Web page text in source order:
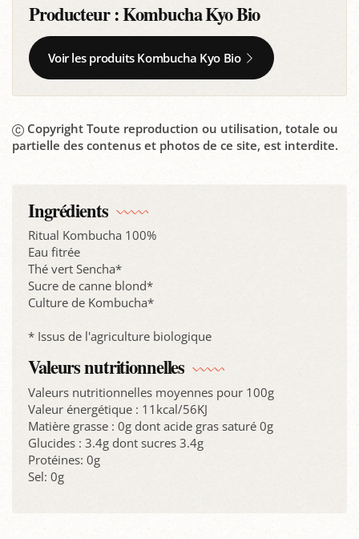
Producteur :Kombucha Kyo Bio
Voir les produits Kombucha Kyo Bio
Copyright Toute reproduction ou utilisation, totale ou
partielle des contenus et photos de ce site, est interdite.
Ingrédients
Ritual Kombucha 100%
Eau fitrée
Thé vert Sencha*
Sucre de canne blond*
Culture de Kombucha*
* Issus de l'agriculture biologique
Valeurs nutritionnelles
Valeurs nutritionnelles moyennes pour 100g
Valeur énergétique : 11kcal/56KJ
Matière grasse : 0g dont acide gras saturé 0g
Glucides : 3.4g dont sucres 3.4g
Protéines: 0g
Sel: 0g